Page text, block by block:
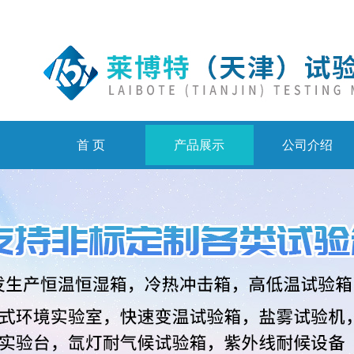
首 页 产品展示 公司介绍